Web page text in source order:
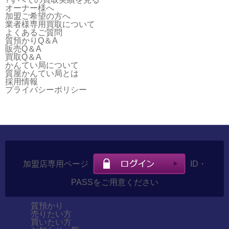
オーナー様へ
加盟ご希望の方へ
業者様専用買取について
よくあるご質問
質預かりQ＆A
販売Q＆A
買取Q＆A
かんてい局について
質屋かんてい局とは
採用情報
プライバシーポリシー
加盟店専用ページ ID・
PASSをご用意ください
質預かり
売りたい方
買いたい方